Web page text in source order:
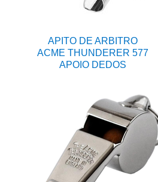
APITO DE ARBITRO
ACME THUNDERER 577
APOIO DEDOS